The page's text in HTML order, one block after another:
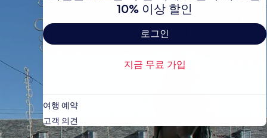
10% 이상 할인
로그인
지금 무료 가입
여행 예약
고객 의견